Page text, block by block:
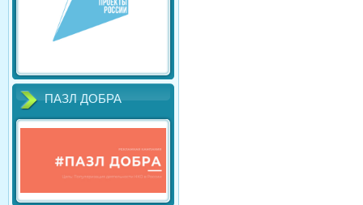
ПАЗЛ ДОБРА